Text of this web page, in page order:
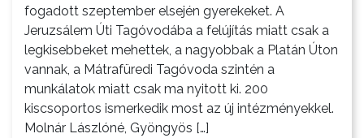
A
KÉPVISELŐ-
TESTÜLET
A
VÁROSRENDÉSZET
fogadott szeptember elsején gyerekeket. A
Jeruzsálem Úti Tagóvodába a felújítás miatt csak a
legkisebbeket mehettek, a nagyobbak a Platán Úton
vannak, a Mátrafüredi Tagóvoda szintén a
munkálatok miatt csak ma nyitott ki. 200
kiscsoportos ismerkedik most az új intézményekkel.
Molnár Lászlóné, Gyöngyös […]